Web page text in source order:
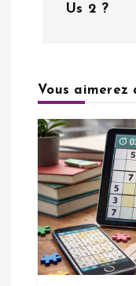
o
n
d
e
Us 2 ?
Vous aimerez